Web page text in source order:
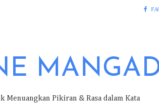
Menuangkan Pikiran & Rasa dalam Kata